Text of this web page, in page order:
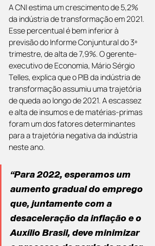
A CNI estima um crescimento de 5,2%
da indústria de transformação em 2021.
Esse percentual é bem inferior à
previsão do Informe Conjuntural do 3º
trimestre, de alta de 7,9%. O gerente-
executivo de Economia, Mário Sérgio
Telles, explica que o PIB da indústria de
transformação assumiu uma trajetória
de queda ao longo de 2021. A escassez
e alta de insumos e de matérias-primas
foram um dos fatores determinantes
para a trajetória negativa da indústria
neste ano.
“Para 2022, esperamos um
aumento gradual do emprego
que, juntamente com a
desaceleração da inflação e o
Auxílio Brasil, deve minimizar